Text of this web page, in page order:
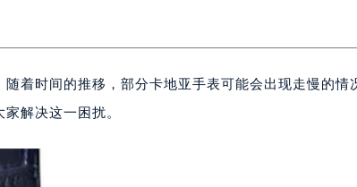
着时间的推移，部分卡地亚手表可能会出现走慢的情
解决这一困扰。